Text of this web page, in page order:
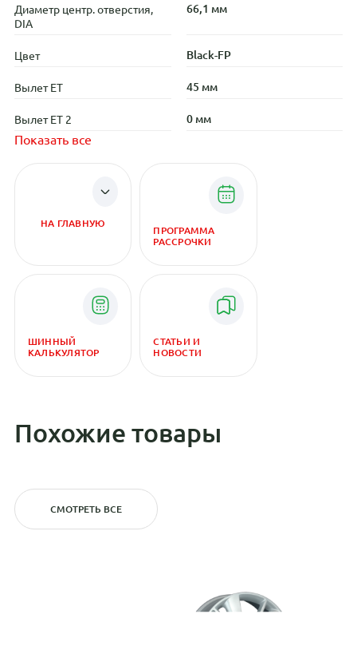
Диаметр центр. отверстия,
DIA
66,1 мм
Цвет Black-FP
Вылет ET 45 мм
Вылет ET 2 0 мм
Показать все
НА ГЛАВНУЮ
ПРОГРАММА
РАССРОЧКИ
ШИННЫЙ
КАЛЬКУЛЯТОР
СТАТЬИ И
НОВОСТИ
Похожие товары
СМОТРЕТЬ ВСЕ